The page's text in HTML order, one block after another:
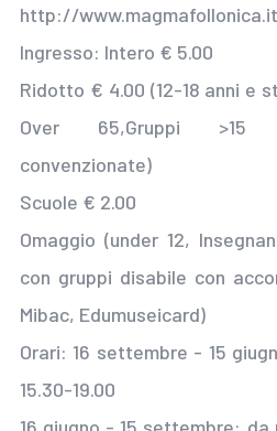
http://
Ingresso: Intero € 5.00
Ridotto € 4.00 (12-18 anni e
Over 65,Gruppi >15
convenzionate)
Scuole € 2.00
Omaggio (under 12,
con gruppi disabile con
Mibac, Edumuseicard)
Orari: 16 settembre - 15
15.30-19.00